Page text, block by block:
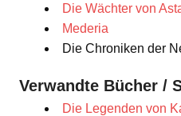
Die Wächter von
Mederia
Die Chroniken der
Verwandte Bücher /
Die Legenden von